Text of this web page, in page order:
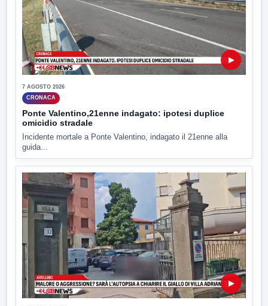
▶
7 AGOSTO 2026
CRONACA
Ponte Valentino,21enne indagato: ipotesi duplice
omicidio stradale
Incidente mortale a Ponte Valentino, indagato il 21enne alla
guida...
▶